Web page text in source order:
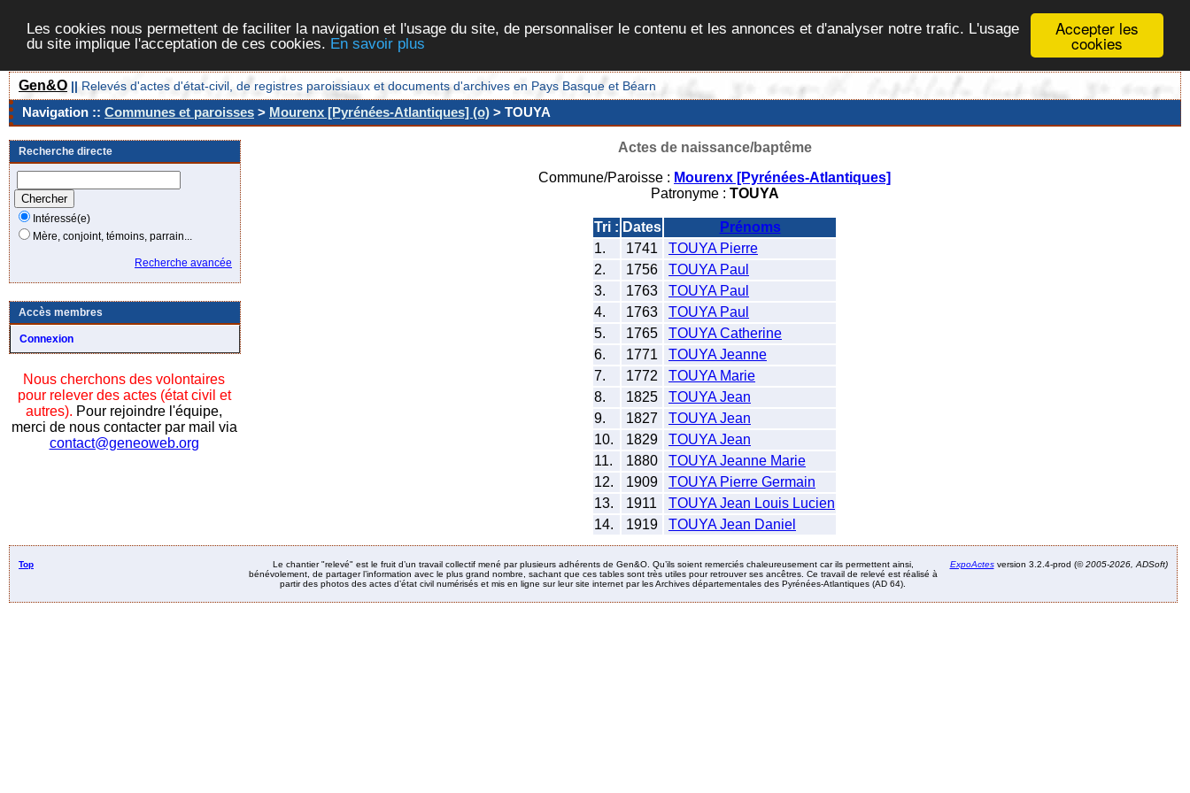
Accepter les
cookies
Les cookies nous permettent de faciliter la navigation et l'usage du site, de personnaliser le contenu et les annonces et d'analyser notre trafic. L'usage
du site implique l'acceptation de ces cookies. En savoir plus
Gen&O || Relevés d'actes d'état-civil, de registres paroissiaux et documents d'archives en Pays Basque et Béarn
Navigation :: Communes et paroisses > Mourenx [Pyrénées-Atlantiques] (o) > TOUYA
Recherche directe
Intéressé(e)
Mère, conjoint, témoins, parrain...
Recherche avancée
Accès membres
Connexion
Nous cherchons des volontaires
pour relever des actes (état civil et
autres). Pour rejoindre l'équipe,
merci de nous contacter par mail via
contact@geneoweb.org
Actes de naissance/baptême
Commune/Paroisse : Mourenx [Pyrénées-Atlantiques]
Patronyme : TOUYA
Tri : Dates
Prénoms
1.
1741
TOUYA Pierre
2.
1756
TOUYA Paul
3.
1763
TOUYA Paul
4.
1763
TOUYA Paul
5.
1765
TOUYA Catherine
6.
1771
TOUYA Jeanne
7.
1772
TOUYA Marie
8.
1825
TOUYA Jean
9.
1827
TOUYA Jean
10.
1829
TOUYA Jean
11.
1880
TOUYA Jeanne Marie
12.
1909
TOUYA Pierre Germain
13.
1911
TOUYA Jean Louis Lucien
14.
1919 TOUYA Jean Daniel
Top
Le chantier "relevé" est le fruit d’un travail collectif mené par plusieurs adhérents de Gen&O. Qu’ils soient remerciés chaleureusement car ils permettent ainsi,
bénévolement, de partager l’information avec le plus grand nombre, sachant que ces tables sont très utiles pour retrouver ses ancêtres. Ce travail de relevé est réalisé à
partir des photos des actes d’état civil numérisés et mis en ligne sur leur site internet par les Archives départementales des Pyrénées-Atlantiques (AD 64).
ExpoActesversion 3.2.4-prod (©2005-2026, ADSoft)